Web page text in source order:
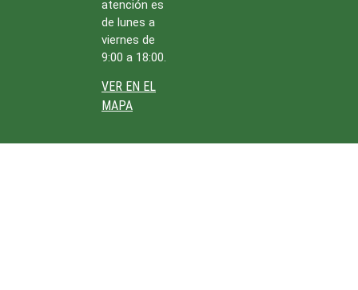
atención es
de lunes a
viernes de
9:00 a 18:00.
VER EN EL
MAPA